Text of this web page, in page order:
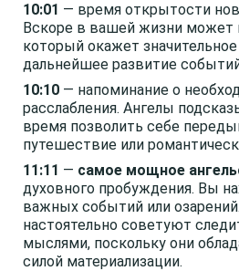
10:01 — время открытости
Вскоре в вашей жизни может
который окажет
дальнейшее развитие
10:10 — напоминание о
расслабления. Ангелы
время позволить себе
путешествие или
11:11 — самое мощное
духовного пробуждения. Вы
важных событий или
настоятельно советуют
мыслями, поскольку они
силой материализации.